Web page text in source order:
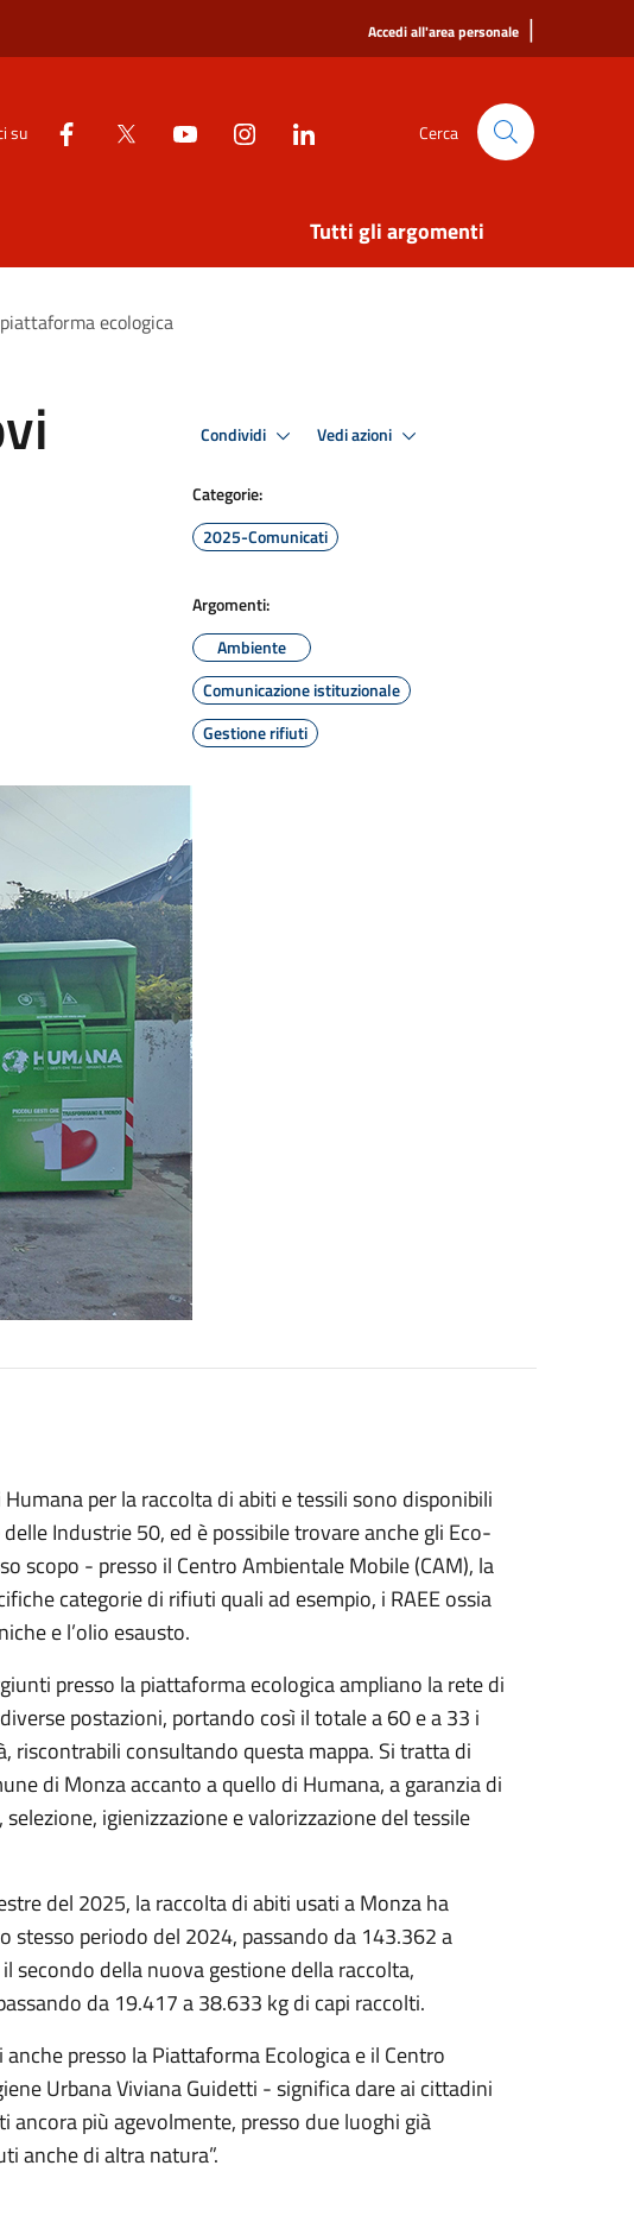
Accedi all'area personale |
su Cerca
Tutti gli argomenti
ecologica
Condividi Vedi azioni
Categorie:
2025-Comunicati
Argomenti:
Ambiente
Comunicazione istituzionale
Gestione rifiuti
per la raccolta di abiti e tessili sono disponibili
Industrie 50, ed è possibile trovare anche gli Eco-
scopo - presso il Centro Ambientale Mobile (CAM), la
categorie di rifiuti quali ad esempio, i RAEE ossia
e l’olio esausto.
presso la piattaforma ecologica ampliano la rete di
postazioni, portando così il totale a 60 e a 33 i
consultando questa mappa. Si tratta di
di Monza accanto a quello di Humana, a garanzia di
igienizzazione e valorizzazione del tessile
del 2025, la raccolta di abiti usati a Monza ha
stesso periodo del 2024, passando da 143.362 a
secondo della nuova gestione della raccolta,
da 19.417 a 38.633 kg di capi raccolti.
presso la Piattaforma Ecologica e il Centro
Urbana Viviana Guidetti - significa dare ai cittadini
più agevolmente, presso due luoghi già
anche di altra natura”.